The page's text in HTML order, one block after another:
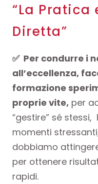
“La Pratica
Diretta”
✅ Per condurre i
all’eccellenza,
formazione
proprie vite, per
“gestire” sé stessi,
momenti
dobbiamo
per ottenere
rapidi.